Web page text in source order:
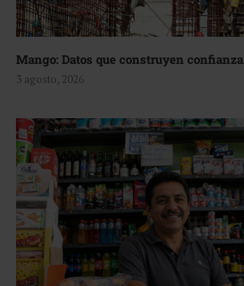
Mango: Datos que construyen confianza
3 agosto, 2026